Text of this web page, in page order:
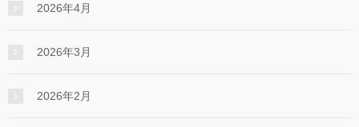
2026年4月
2026年3月
2026年2月